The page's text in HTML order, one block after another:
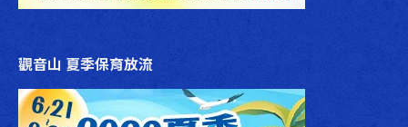
觀音山 夏季保育放流